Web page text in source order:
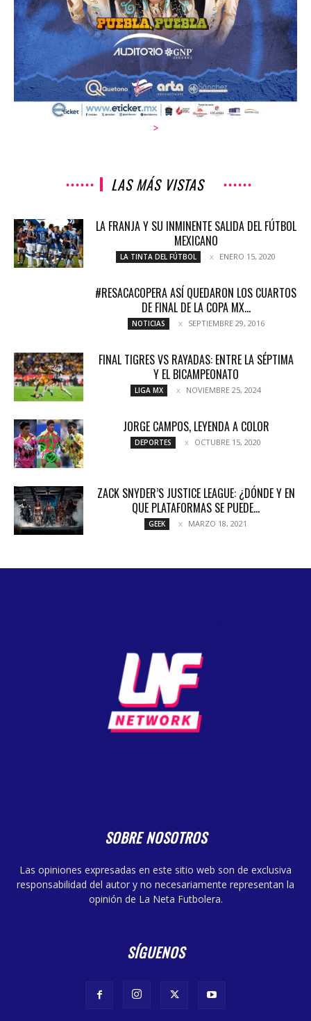
>
LAS MÁS VISTAS
LA FRANJA Y SU INMINENTE SALIDA DEL FÚTBOL
MEXICANO
LA TINTA DEL FÚTBOL ENERO 15, 2020
#RESACACOPERA ASÍ QUEDARON LOS CUARTOS
DE FINAL DE LA COPA MX...
NOTICIAS SEPTIEMBRE 29, 2016
FINAL TIGRES VS RAYADAS: ENTRE LA SÉPTIMA
Y EL BICAMPEONATO
LIGA MX NOVIEMBRE 25, 2024
JORGE CAMPOS, LEYENDA A COLOR
DEPORTES OCTUBRE 15, 2020
ZACK SNYDER’S JUSTICE LEAGUE: ¿DÓNDE Y EN
QUE PLATAFORMAS SE PUEDE...
GEEK MARZO 18, 2021
SOBRE NOSOTROS
Las opiniones expresadas en este sitio web son de exclusiva
responsabilidad del autor y no necesariamente representan la
opinión de La Neta Futbolera.
SÍGUENOS